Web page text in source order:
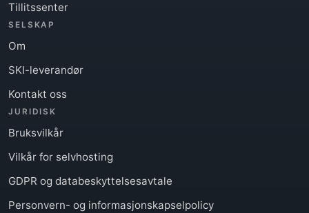
Tillitssenter
SELSKAP
Om
SKI-leverandør
Kontakt oss
JURIDISK
Bruksvilkår
Vilkår for selvhosting
GDPR og databeskyttelsesavtale
Personvern- og informasjonskapselpolicy